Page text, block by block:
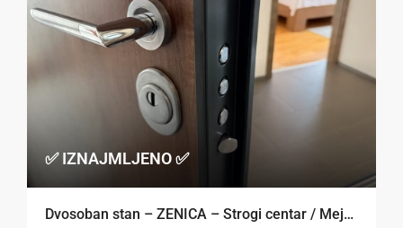
✅ IZNAJMLJENO ✅
Dvosoban stan – ZENICA – Strogi centar / Mejdandžik